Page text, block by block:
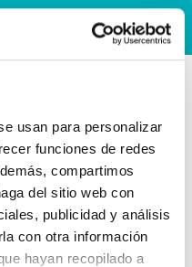
usan para personalizar
funciones de redes
compartimos
del sitio web con
publicidad y análisis
con otra información
hayan recopilado a